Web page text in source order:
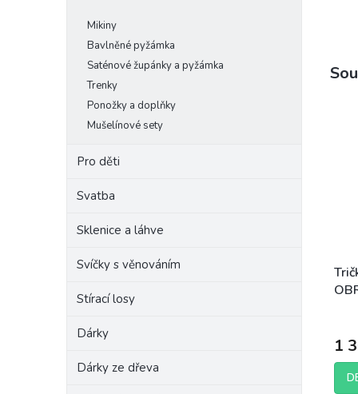
Mikiny
Bavlněné pyžámka
Saténové župánky a pyžámka
Trenky
Ponožky a doplňky
Mušelínové sety
Pro děti
Svatba
Sklenice a láhve
Svíčky s věnováním
Stírací losy
Dárky
Dárky ze dřeva
1